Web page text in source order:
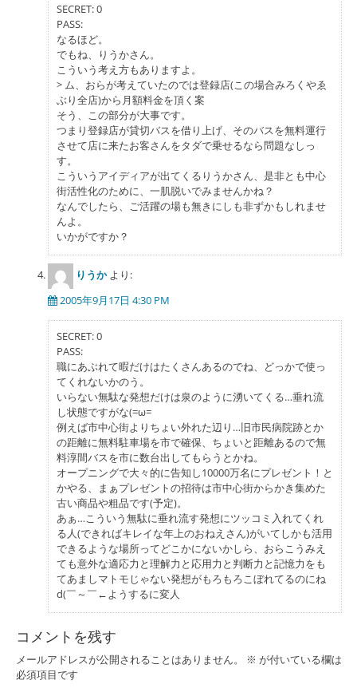
SECRET: 0
PASS:
なるほど。
でもね、りうかさん。
こういう考え方もありますよ。
> ム、おらが考えていたのでは登録店(この場合みろくやゑ
ぶり全店)から月額料金を頂く案
そう、この部分が大事です。
つまり登録店が貸切バスを借り上げ、そのバスを無料運行
させて店に来たお客さんをタダで乗せるなら問題なしっ
す。
こういうアイディアが出てくるりうかさん、是非とも中心
街活性化のために、一肌脱いでみませんかね？
なんでしたら、ご活躍の場も無きにしも非ずかもしれませ
んよ。
いかがですか？
りうか より:
2005年9月17日 4:30 PM
SECRET: 0
PASS:
職にあぶれて暇だけはたくさんあるのでね、どっかで使っ
てくれないかのう。
いらない無駄な発想だけは泉のように湧いてくる…垂れ流
し状態ですがな(=ω=
例えば市中心街よりちょい外れた辺り…旧市民病院跡とか
の距離に無料駐車場を市で確保、ちょいと距離あるので無
料淳間バスを市に数台出してもらうとかね。
オープニングで大々的に告知し10000万名にプレゼント！と
かやる、まぁプレゼントの招待は市中心街からかき集めた
古い商品や粗品です(予定)。
あぁ…こういう無駄に垂れ流す発想にツッコミ入れてくれ
る人(できればキレイな年上のおねえさん)がいてしかも活用
できるような場所ってどこかにないかしら、おらこうみえ
ても意外な適応力と理解力と応用力と判断力と記憶力をも
てあましマトモじゃない発想がもろもろこぼれてるのにね
d(￣～￣←ようするに変人
コメントを残す
メールアドレスが公開されることはありません。 ※ が付いている欄は
必須項目です